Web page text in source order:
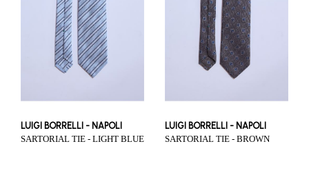
LUIGI BORRELLI - NAPOLI
SARTORIAL TIE - LIGHT BLUE
LUIGI BORRELLI - NAPOLI
SARTORIAL TIE - BROWN